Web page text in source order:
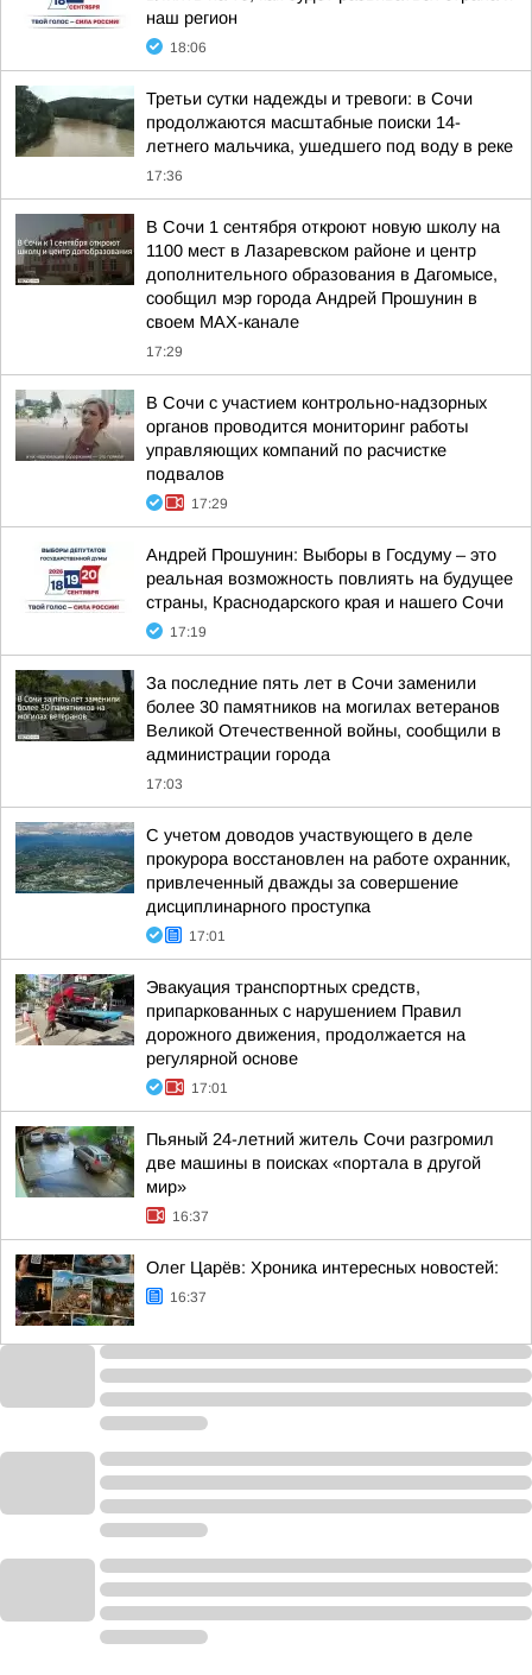
наш регион
18:06
Третьи сутки надежды и тревоги: в Сочи
продолжаются масштабные поиски 14-
летнего мальчика, ушедшего под воду в реке
17:36
В Сочи 1 сентября откроют новую школу на
1100 мест в Лазаревском районе и центр
дополнительного образования в Дагомысе,
сообщил мэр города Андрей Прошунин в
своем MAX-канале
17:29
В Сочи с участием контрольно-надзорных
органов проводится мониторинг работы
управляющих компаний по расчистке
подвалов
17:29
Андрей Прошунин: Выборы в Госдуму – это
реальная возможность повлиять на будущее
страны, Краснодарского края и нашего Сочи
17:19
За последние пять лет в Сочи заменили
более 30 памятников на могилах ветеранов
Великой Отечественной войны, сообщили в
администрации города
17:03
С учетом доводов участвующего в деле
прокурора восстановлен на работе охранник,
привлеченный дважды за совершение
дисциплинарного проступка
17:01
Эвакуация транспортных средств,
припаркованных с нарушением Правил
дорожного движения, продолжается на
регулярной основе
17:01
Пьяный 24-летний житель Сочи разгромил
две машины в поисках «портала в другой
мир»
16:37
Олег Царёв: Хроника интересных новостей:
16:37